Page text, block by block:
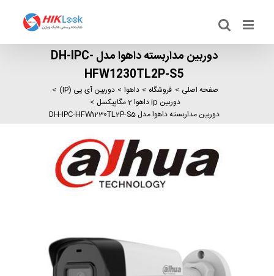
content
دوربین مداربسته داهوا مدل DH-IPC-
HFW1230TL2P-S5
صفحه اصلی فروشگاه داهوا
دوربین آی پی (IP)
دوربین ip داهوا 2 مگاپیکسل
دوربین مداربسته داهوا مدل DH-IPC-HFW1230TL2P-S5